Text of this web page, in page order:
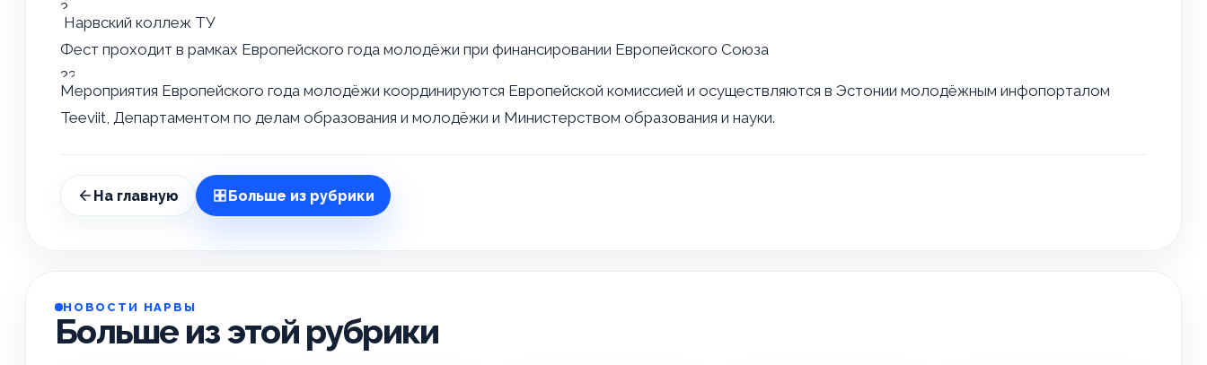
Нарвский коллеж ТУ
Фест проходит в рамках Европейского года молодёжи при финансировании Европейского Союза
Мероприятия Европейского года молодёжи координируются Европейской комиссией и осуществляются в Эстонии молодёжным инфопорталом
Teeviit, Департаментом по делам образования и молодёжи и Министерством образования и науки.
На главную Больше из рубрики
НОВОСТИ НАРВЫ
Больше из этой рубрики